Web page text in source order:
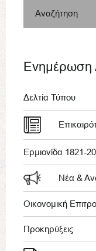
Αναζήτηση
Ενημέρωση
Δελτία Τύπου
Ερμιονίδα 1821-
Νέα &
Οικονομική
Προκηρύξεις